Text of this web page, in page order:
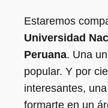
Estaremos
Universidad
Peruana. Una
popular. Y por
interesantes,
formarte en un